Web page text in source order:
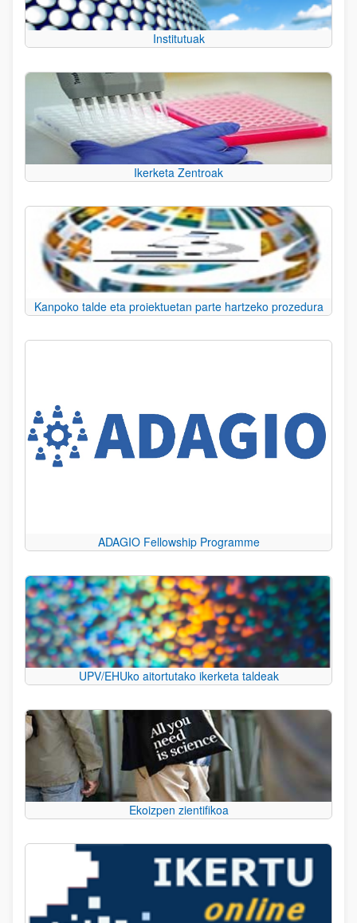
Institutuak
Ikerketa Zentroak
Kanpoko talde eta proiektuetan parte hartzeko prozedura
ADAGIO Fellowship Programme
UPV/EHUko aitortutako ikerketa taldeak
Ekoizpen zientifikoa